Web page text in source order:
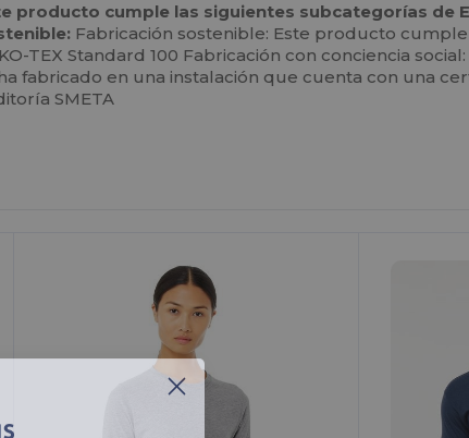
producto cumple las siguientes subcategorías de
Fabricación sostenible: Este producto
TEX Standard 100 Fabricación con conciencia
fabricado en una instalación que cuenta con una
SMETA